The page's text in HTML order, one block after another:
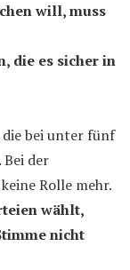
will, muss
die es sicher in
bei unter fünf
der
Rolle mehr.
wählt,
nicht